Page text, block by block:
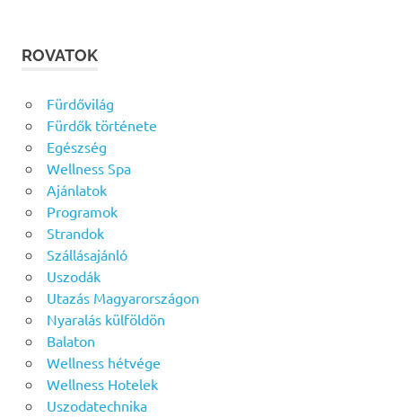
ROVATOK
Fürdővilág
Fürdők története
Egészség
Wellness Spa
Ajánlatok
Programok
Strandok
Szállásajánló
Uszodák
Utazás Magyarországon
Nyaralás külföldön
Balaton
Wellness hétvége
Wellness Hotelek
Uszodatechnika